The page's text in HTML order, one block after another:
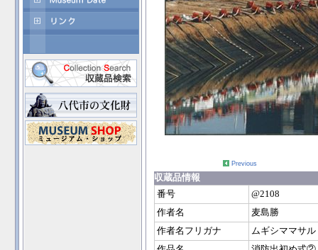
Previous
収蔵品情報
番号
@2108
作者名
麦島勝
作者名フリガナ
ムギシママサル